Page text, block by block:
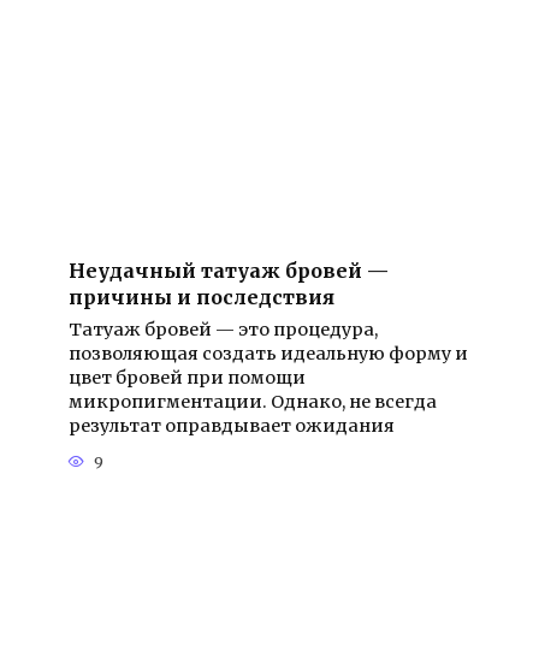
Неудачный татуаж бровей —
причины и последствия
Татуаж бровей — это процедура,
позволяющая создать идеальную форму и
цвет бровей при помощи
микропигментации. Однако, не всегда
результат оправдывает ожидания
9